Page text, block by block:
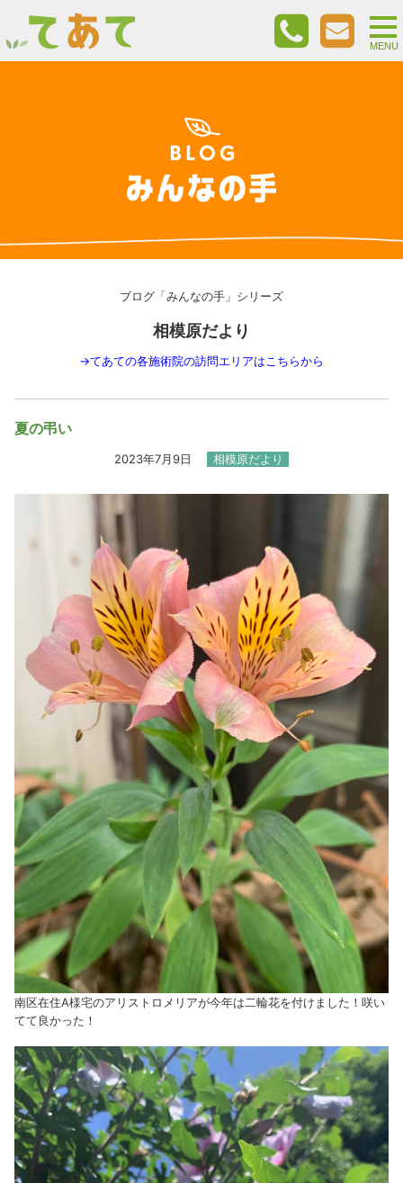
ブログ「みんなの手」シリーズ
相模原だより
→てあての各施術院の訪問エリアはこちらから
夏の弔い
2023年7月9日 相模原だより
南区在住A様宅のアリストロメリアが今年は二輪花を付けました！咲い
てて良かった！
MENU